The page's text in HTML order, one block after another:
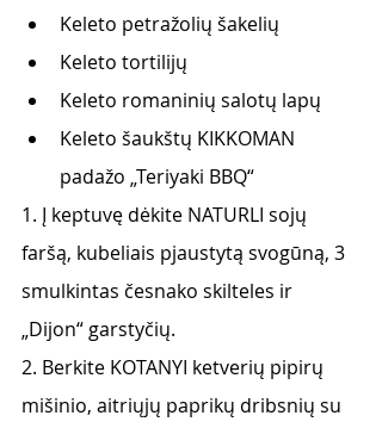
Keleto petražolių šakelių
Keleto tortilijų
Keleto romaninių salotų lapų
Keleto šaukštų KIKKOMAN
padažo „Teriyaki BBQ“
1. Į keptuvę dėkite NATURLI sojų
faršą, kubeliais pjaustytą svogūną, 3
smulkintas česnako skilteles ir
„Dijon“ garstyčių.
2. Berkite KOTANYI ketverių pipirų
mišinio, aitriųjų paprikų dribsnių su